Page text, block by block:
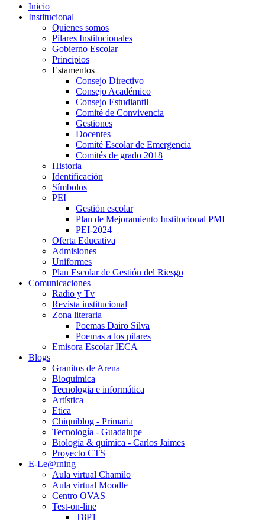
Inicio
Institucional
Quienes somos
Pilares Institucionales
Gobierno Escolar
Principios
Estamentos
Consejo Directivo
Consejo Académico
Consejo Estudiantil
Comité de Convivencia
Gestiones
Docentes
Comité Escolar de Emergencia
Comités de grado 2018
Historia
Identificación
Símbolos
PEI
Gestión escolar
Plan de Mejoramiento Institucional PMI
PEI-2024
Oferta Educativa
Admisiones
Uniformes
Plan Escolar de Gestión del Riesgo
Comunicaciones
Radio y Tv
Revista institucional
Zona literaria
Poemas Dairo Silva
Poemas a los pilares
Emisora Escolar IECA
Blogs
Granitos de Arena
Bioquimica
Tecnologia e informática
Artística
Etica
Chiquiblog - Primaria
Tecnología - Guadalupe
Biología & química - Carlos Jaimes
Proyecto CTS
E-Le@rning
Aula virtual Chamilo
Aula virtual Moodle
Centro OVAS
Test-on-line
T8P1